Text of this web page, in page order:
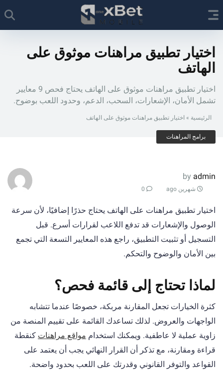
اختيار تطبيق مراهنات موثوق على
الهاتف
اختيار تطبيق مراهنات موثوق على الهاتف يحتاج فحص 9 معايير
تشمل الأمان، الإشعارات، السحب، الدعم، وحدود اللعب بوضوح.
الرئيسية » اختيار تطبيق مراهنات موثوق على الهاتف
برامج المراهنات
by admin
شهرين ago
اختيار تطبيق مراهنات على الهاتف يحتاج حذرًا إضافيًا، لأن سرعة
الوصول والإشعارات قد تدفع اللاعب لقرارات أسرع. قبل
التسجيل أو تثبيت التطبيق، راجع هذه المعايير التسعة التي تجمع
بين الأمان والوضوح والتحكم.
لماذا تحتاج إلى قائمة فحص؟
كثرة الخيارات تجعل المقارنة مربكة، خصوصًا عندما تتشابه
الواجهات والعروض. لذلك تساعدك القائمة على تقييم المنصة من
زاوية عملية لا عاطفية. ويمكنك استخدام مواقع مراهنات كنقطة
قراءة ومقارنة، مع تذكر أن القرار النهائي يجب أن يعتمد على
القواعد والتوفر القانوني وقدرتك على اللعب بحدود واضحة.